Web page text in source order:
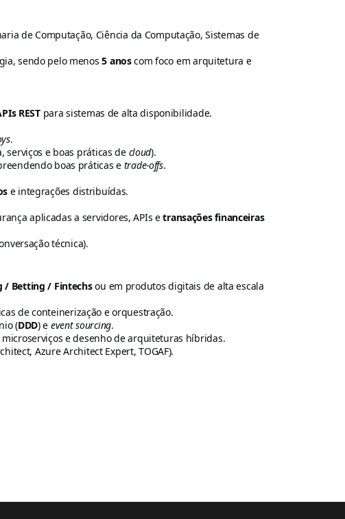
de Computação, Ciência da Computação, Sistemas de
sendo pelo menos5 anoscom foco em arquitetura e
RESTpara sistemas de alta disponibilidade.
.
serviços e boas práticas de cloud).
boas práticas e trade-offs.
e integrações distribuídas.
aplicadas a servidores, APIs etransações financeiras
técnica).
/ Betting / Fintechsou em produtos digitais de alta escala
de conteinerização e orquestração.
(DDD) e event sourcing.
e desenho de arquiteturas híbridas.
Azure Architect Expert, TOGAF).